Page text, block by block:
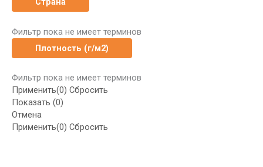
Фильтр пока не имеет терминов
Плотность (г/м2)
Фильтр пока не имеет терминов
Применить(0) Сбросить
Показать (0)
Отмена
Применить(0) Сбросить